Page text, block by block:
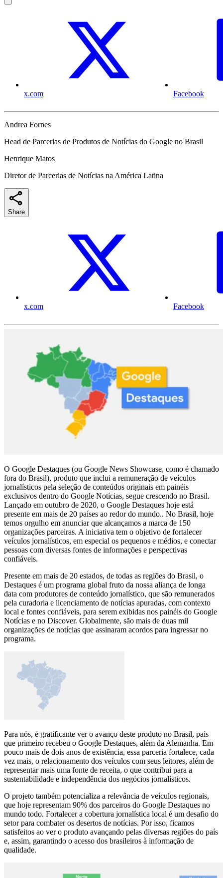
x.com Facebook
Andrea Fornes
Head de Parcerias de Produtos de Notícias do Google no Brasil
Henrique Matos
Diretor de Parcerias de Notícias na América Latina
Share
x.com Facebook
O Google Destaques (ou Google News Showcase, como é chamado
fora do Brasil), produto que inclui a remuneração de veículos
jornalísticos pela seleção de conteúdos originais em painéis
exclusivos dentro do Google Notícias, segue crescendo no Brasil.
Lançado em outubro de 2020, o Google Destaques hoje está
presente em mais de 20 países ao redor do mundo.. No Brasil, hoje
temos orgulho em anunciar que alcançamos a marca de 150
organizações parceiras. A iniciativa tem o objetivo de fortalecer
veículos jornalísticos, em especial os pequenos e médios, e conectar
pessoas com diversas fontes de informações e perspectivas
confiáveis.
Presente em mais de 20 estados, de todas as regiões do Brasil, o
Destaques é um programa global fruto da nossa aliança de longa
data com produtores de conteúdo jornalístico, que são remunerados
pela curadoria e licenciamento de notícias apuradas, com contexto
local e fontes confiáveis, para serem exibidas nos painéis do Google
Notícias e no Discover. Globalmente, são mais de duas mil
organizações de notícias que assinaram acordos para ingressar no
programa.
Para nós, é gratificante ver o avanço deste produto no Brasil, país
que primeiro recebeu o Google Destaques, além da Alemanha. Em
pouco mais de dois anos de existência, essa parceria fortalece, cada
vez mais, o relacionamento dos veículos com seus leitores, além de
representar mais uma fonte de receita, o que contribui para a
sustentabilidade e independência dos negócios jornalísticos.
O projeto também potencializa a relevância de veículos regionais,
que hoje representam 90% dos parceiros do Google Destaques no
mundo todo. Fortalecer a cobertura jornalística local é um desafio do
setor para combater os desertos de notícias. Por isso, ficamos
satisfeitos ao ver o produto avançando pelas diversas regiões do país
e, assim, garantindo o acesso dos brasileiros à informação de
qualidade.